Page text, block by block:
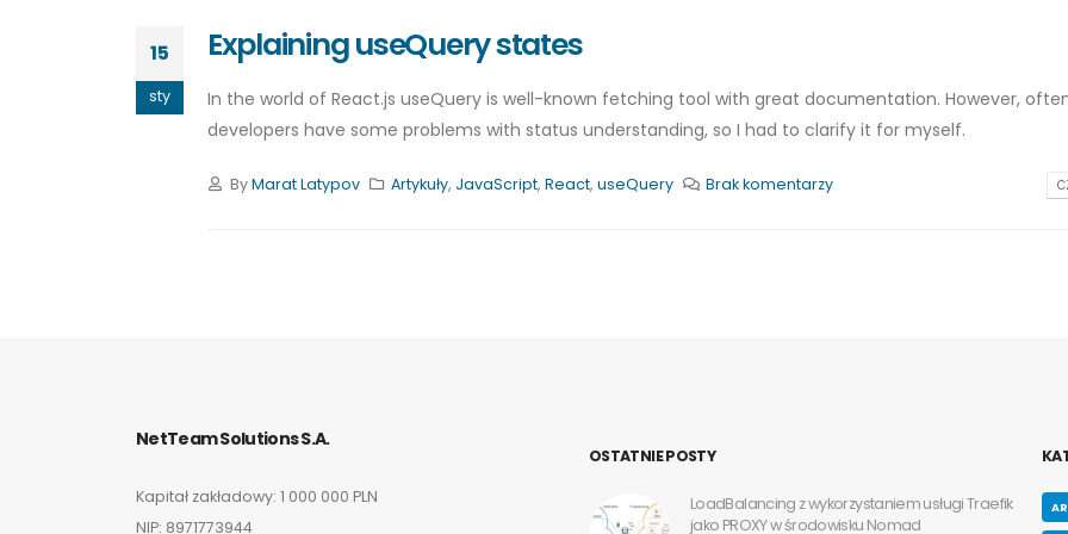
15
sty
Explaining useQuery states
In the world of React.js useQuery is well-known fetching tool with great documentation. However,
developers have some problems with status understanding, so I had to clarify it for myself.
ByMarat Latypov Artykuły, JavaScript,React,useQuery Brak komentarzy
NetTeam Solutions S.A.
Kapitał zakładowy: 1 000 000 PLN
NIP: 8971773944
OSTATNIE POSTY
największych korzyści Database referential integrity with Doctrine
LoadBalancing z wykorzystaniem usługi Traefik
jako PROXY w środowisku Nomad